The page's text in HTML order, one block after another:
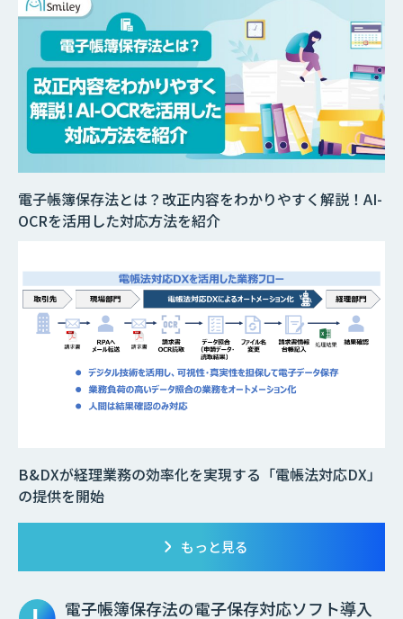
B&DXが経理業務の効率化を実現する「電帳法対応DX」
の提供を開始
電子帳簿保存法とは？改正内容をわかりやすく解説！AI-
OCRを活用した対応方法を紹介
もっと見る
電子帳簿保存法の電子保存対応ソフト導入